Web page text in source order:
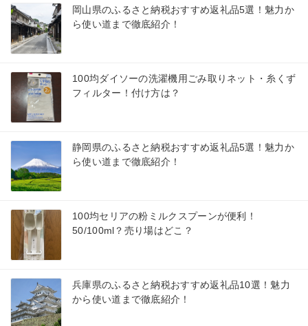
岡山県のふるさと納税おすすめ返礼品5選！魅力か
ら使い道まで徹底紹介！
100均ダイソーの洗濯機用ごみ取りネット・糸くず
フィルター！付け方は？
静岡県のふるさと納税おすすめ返礼品5選！魅力か
ら使い道まで徹底紹介！
100均セリアの粉ミルクスプーンが便利！
50/100ml？売り場はどこ？
兵庫県のふるさと納税おすすめ返礼品10選！魅力
から使い道まで徹底紹介！